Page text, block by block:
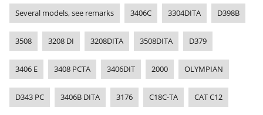
Several models, see remarks 3406C 3304DITA D398B
3508 3208 DI 3208DITA 3508DITA D379
3406 E 3408 PCTA 3406DIT 2000 OLYMPIAN
D343 PC 3406B DITA 3176 C18C-TA CAT C12